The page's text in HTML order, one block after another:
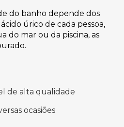
do banho depende dos
úrico de cada pessoa,
do mar ou da piscina, as
de alta qualidade
ocasiões